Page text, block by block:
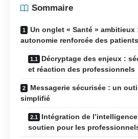
Sommaire
Un onglet « Santé » ambitieux
autonomie renforcée des patients
Décryptage des enjeux :
et réaction des professionnels
Messagerie sécurisée : un
simplifié
Intégration de
soutien pour les